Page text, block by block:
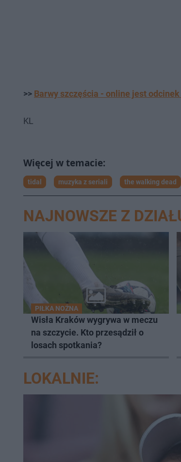
>> Barwy szczęścia - online jest
KL
tidal muzyka z seriali the walking dead
NAJNOWSZE Z
PIŁKA NOŻNA
Wisła Kraków wygrywa w meczu
na szczycie. Kto przesądził o
losach spotkania?
LOKALNIE: